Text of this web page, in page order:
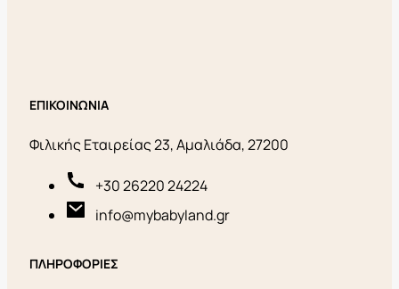
ΕΠΙΚΟΙΝΩΝΙΑ
Φιλικής Εταιρείας 23, Αμαλιάδα, 27200
+30 26220 24224
info@mybabyland.gr
ΠΛΗΡΟΦΟΡΙΕΣ